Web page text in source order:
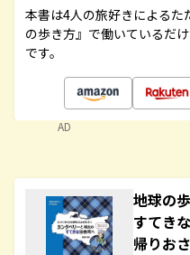
本書は4人の旅好きによるた
の歩き方』で働いているだ
です。
AD
地球の
すてき
帰りお